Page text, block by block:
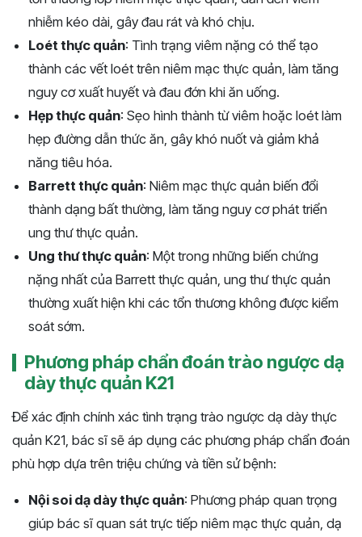
nhiễm kéo dài, gây đau rát và khó chịu.
Loét thực quản: Tình trạng viêm nặng có thể tạo
thành các vết loét trên niêm mạc thực quản, làm tăng
nguy cơ xuất huyết và đau đớn khi ăn uống.
Hẹp thực quản: Sẹo hình thành từ viêm hoặc loét làm
hẹp đường dẫn thức ăn, gây khó nuốt và giảm khả
năng tiêu hóa.
Barrett thực quản: Niêm mạc thực quản biến đổi
thành dạng bất thường, làm tăng nguy cơ phát triển
ung thư thực quản.
Ung thư thực quản: Một trong những biến chứng
nặng nhất của Barrett thực quản, ung thư thực quản
thường xuất hiện khi các tổn thương không được kiểm
soát sớm.
Phương pháp chẩn đoán trào ngược dạ
dày thực quản K21
Để xác định chính xác tình trạng trào ngược dạ dày thực
quản K21, bác sĩ sẽ áp dụng các phương pháp chẩn đoán
phù hợp dựa trên triệu chứng và tiền sử bệnh:
Nội soi dạ dày thực quản: Phương pháp quan trọng
giúp bác sĩ quan sát trực tiếp niêm mạc thực quản, dạ